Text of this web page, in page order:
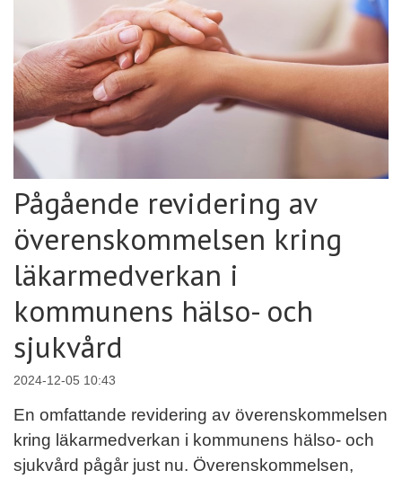
Pågående revidering av
överenskommelsen kring
läkarmedverkan i
kommunens hälso- och
sjukvård
2024-12-05 10:43
En omfattande revidering av överenskommelsen
kring läkarmedverkan i kommunens hälso- och
sjukvård pågår just nu. Överenskommelsen,